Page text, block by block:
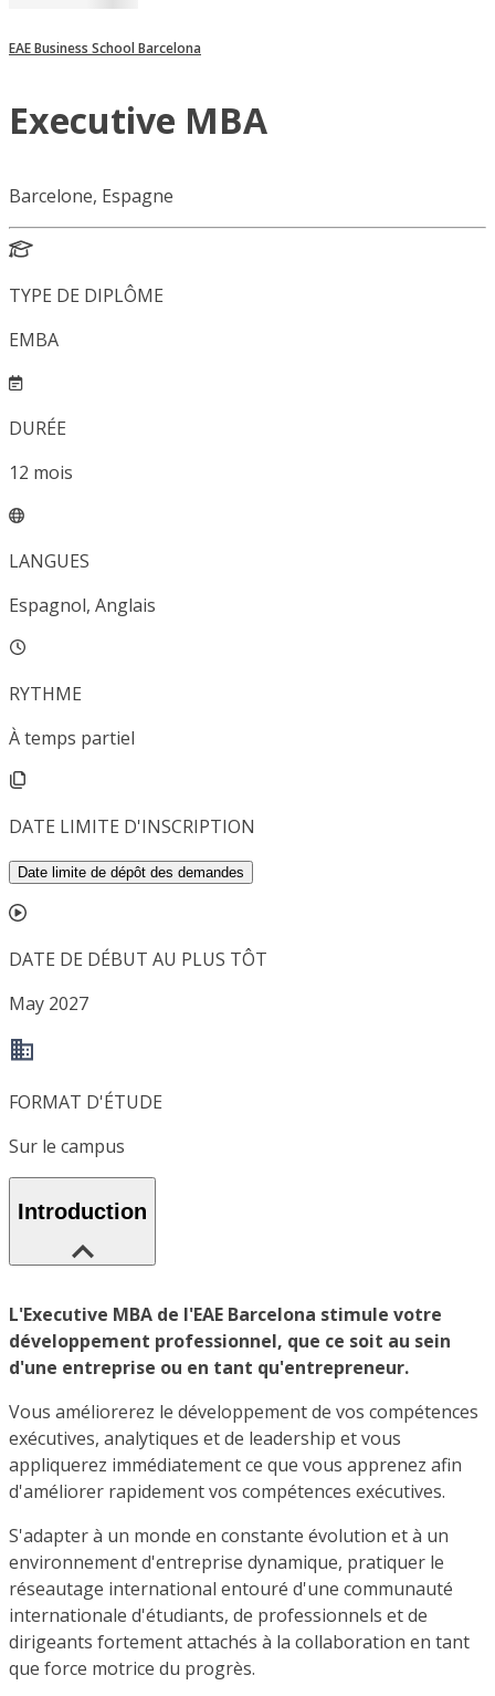
EAE Business School Barcelona
Executive MBA
Barcelone, Espagne
TYPE DE DIPLÔME
EMBA
DURÉE
12 mois
LANGUES
Espagnol, Anglais
RYTHME
À temps partiel
DATE LIMITE D'INSCRIPTION
Date limite de dépôt des demandes
DATE DE DÉBUT AU PLUS TÔT
May 2027
FORMAT D'ÉTUDE
Sur le campus
Introduction
L'Executive MBA de l'EAE Barcelona stimule votre
développement professionnel, que ce soit au sein
d'une entreprise ou en tant qu'entrepreneur.
Vous améliorerez le développement de vos compétences
exécutives, analytiques et de leadership et vous
appliquerez immédiatement ce que vous apprenez afin
d'améliorer rapidement vos compétences exécutives.
S'adapter à un monde en constante évolution et à un
environnement d'entreprise dynamique, pratiquer le
réseautage international entouré d'une communauté
internationale d'étudiants, de professionnels et de
dirigeants fortement attachés à la collaboration en tant
que force motrice du progrès.